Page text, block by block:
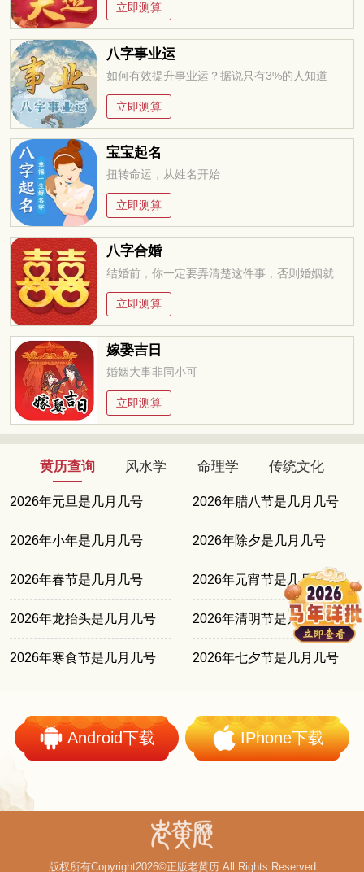
立即测算
八字事业运
如何有效提升事业运？据说只有3%的人知道
立即测算
宝宝起名
扭转命运，从姓名开始
立即测算
八字合婚
立即测算
嫁娶吉日
婚姻大事非同小可
立即测算
黄历查询 风水学 命理学 传统文化
2026年元旦是几月几号 2026年腊八节是几月几号
2026年小年是几月几号 2026年除夕是几月几号
2026年春节是几月几号 2026年元宵节是几月几号
2026年龙抬头是几月几号 2026年清明节是几月几号
2026年寒食节是几月几号 2026年七夕节是几月几号
Android下载 IPhone下载
版权所有Copyright2026©正版老黄历 All Rights Reserved